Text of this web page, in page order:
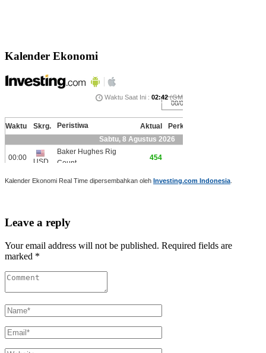
Kalender Ekonomi
Kalender Ekonomi Real Time dipersembahkan oleh Investing.com Indonesia
Leave a reply
Your email address will not be published. Required fields are
marked *